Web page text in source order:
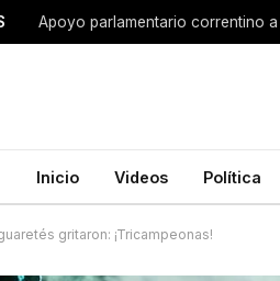
Apoyo parlamentario correntino a
Inicio Videos Política
gritaron: ¡Tricampeonas!